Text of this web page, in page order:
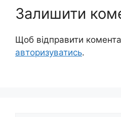
Залишити
Щоб відправити
авторизуватись.